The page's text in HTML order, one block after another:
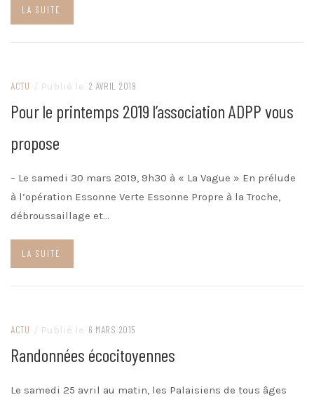
LA SUITE
ACTU / Publié le 2 AVRIL 2019
Pour le printemps 2019 l’association ADPP vous
propose
– Le samedi 30 mars 2019, 9h30 à « La Vague » En prélude
à l’opération Essonne Verte Essonne Propre à la Troche,
débroussaillage et…
LA SUITE
ACTU / Publié le 6 MARS 2015
Randonnées écocitoyennes
Le samedi 25 avril au matin, les Palaisiens de tous âges